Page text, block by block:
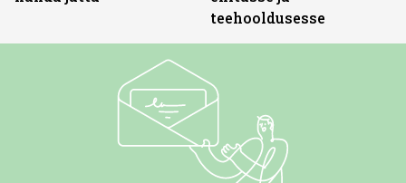
teehooldusesse